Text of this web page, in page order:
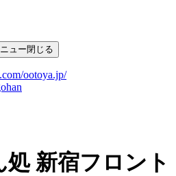
ュー閉じる
ootoya.jp/
新宿フロント